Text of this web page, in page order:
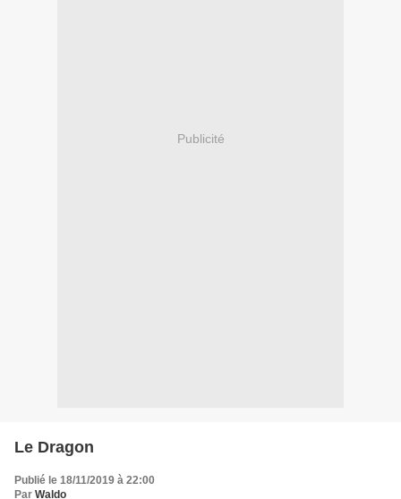
Publicité
Le Dragon
Publié le 18/11/2019 à 22:00
Par Waldo